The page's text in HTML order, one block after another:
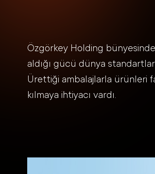
Özgörkey Holding
aldığı gücü dünya
Ürettiği ambalajlarla ürünleri
kılmaya ihtiyacı vardı.